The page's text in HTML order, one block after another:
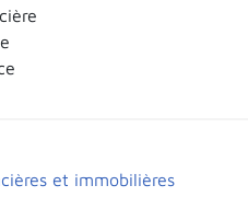
et immobilières